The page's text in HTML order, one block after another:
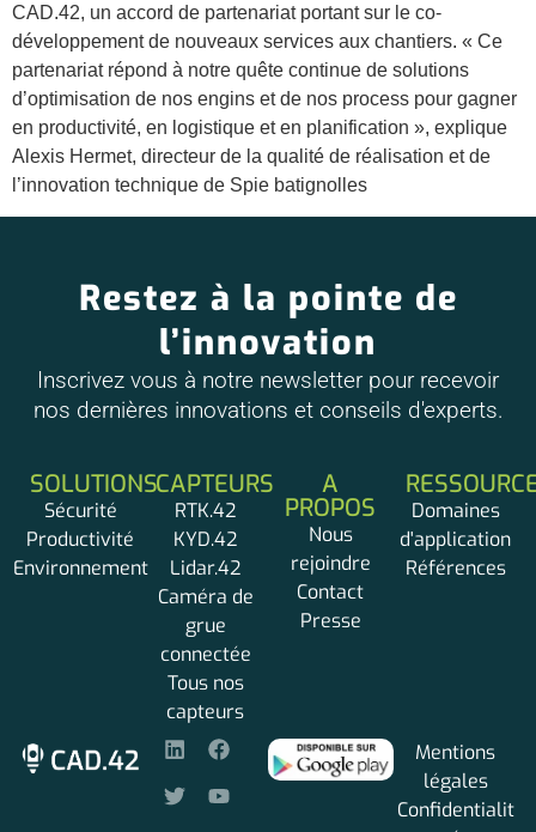
CAD.42, un accord de partenariat portant sur le co-
développement de nouveaux services aux chantiers. « Ce
partenariat répond à notre quête continue de solutions
d’optimisation de nos engins et de nos process pour gagner
en productivité, en logistique et en planification », explique
Alexis Hermet, directeur de la qualité de réalisation et de
l’innovation technique de Spie batignolles
Restez à la pointe de
l’innovation
Inscrivez vous à notre newsletter pour recevoir
nos dernières innovations et conseils d'experts.
SOLUTIONS
Sécurité
Productivité
Environnement
CAPTEURS
RTK.42
KYD.42
Lidar.42
Caméra de
grue
connectée
Tous nos
capteurs
A
PROPOS
Nous
rejoindre
Contact
Presse
Domaines
d'application
Références
Mentions
légales
Confidentialit